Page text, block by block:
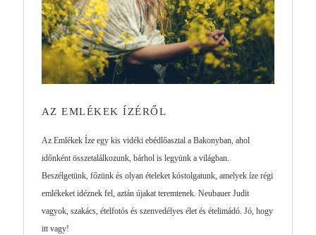
AZ EMLÉKEK ÍZÉRŐL
Az Emlékek Íze egy kis vidéki ebédlőasztal a Bakonyban, ahol
időnként összetalálkozunk, bárhol is legyünk a világban.
Beszélgetünk, főzünk és olyan ételeket kóstolgatunk, amelyek íze régi
emlékeket idéznek fel, aztán újakat teremtenek. Neubauer Judit
vagyok, szakács, ételfotós és szenvedélyes élet és ételimádó. Jó, hogy
itt vagy!